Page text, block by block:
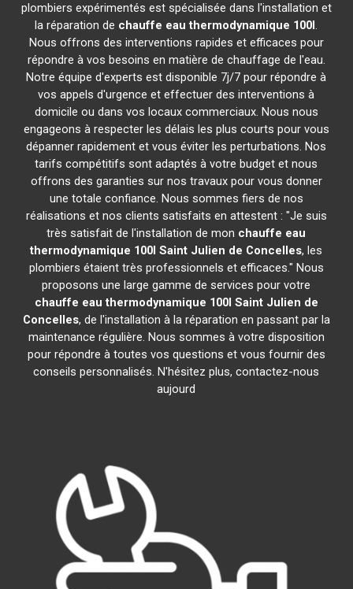
plombiers expérimentés est spécialisée dans l'installation et
la réparation de chauffe eau thermodynamique 100l.
Nous offrons des interventions rapides et efficaces pour
répondre à vos besoins en matière de chauffage de l'eau.
Notre équipe d'experts est disponible 7j/7 pour répondre à
vos appels d'urgence et effectuer des interventions à
domicile ou dans vos locaux commerciaux. Nous nous
engageons à respecter les délais les plus courts pour vous
dépanner rapidement et vous éviter les perturbations. Nos
tarifs compétitifs sont adaptés à votre budget et nous
offrons des garanties sur nos travaux pour vous donner
une totale confiance. Nous sommes fiers de nos
réalisations et nos clients satisfaits en attestent : "Je suis
très satisfait de l'installation de mon chauffe eau
thermodynamique 100l Saint Julien de Concelles, les
plombiers étaient très professionnels et efficaces." Nous
proposons une large gamme de services pour votre
chauffe eau thermodynamique 100l Saint Julien de
Concelles, de l'installation à la réparation en passant par la
maintenance régulière. Nous sommes à votre disposition
pour répondre à toutes vos questions et vous fournir des
conseils personnalisés. N'hésitez plus, contactez-nous
aujourd